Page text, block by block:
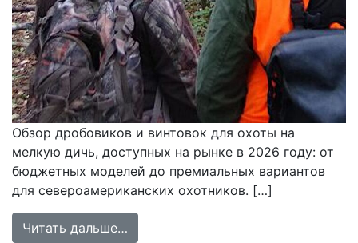
Обзор дробовиков и винтовок для охоты на
мелкую дичь, доступных на рынке в 2026 году: от
бюджетных моделей до премиальных вариантов
для североамериканских охотников. […]
Читать дальше…